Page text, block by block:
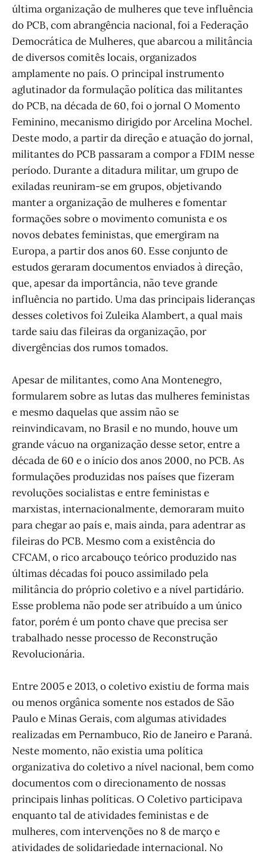
última organização de mulheres que teve influência
do PCB, com abrangência nacional, foi a Federação
Democrática de Mulheres, que abarcou a militância
de diversos comitês locais, organizados
amplamente no país. O principal instrumento
aglutinador da formulação política das militantes
do PCB, na década de 60, foi o jornal O Momento
Feminino, mecanismo dirigido por Arcelina Mochel.
Deste modo, a partir da direção e atuação do jornal,
militantes do PCB passaram a compor a FDIM nesse
período. Durante a ditadura militar, um grupo de
exiladas reuniram-se em grupos, objetivando
manter a organização de mulheres e fomentar
formações sobre o movimento comunista e os
novos debates feministas, que emergiram na
Europa, a partir dos anos 60. Esse conjunto de
estudos geraram documentos enviados à direção,
que, apesar da importância, não teve grande
influência no partido. Uma das principais lideranças
desses coletivos foi Zuleika Alambert, a qual mais
tarde saiu das fileiras da organização, por
divergências dos rumos tomados.
Apesar de militantes, como Ana Montenegro,
formularem sobre as lutas das mulheres feministas
e mesmo daquelas que assim não se
reinvindicavam, no Brasil e no mundo, houve um
grande vácuo na organização desse setor, entre a
década de 60 e o início dos anos 2000, no PCB. As
formulações produzidas nos países que fizeram
revoluções socialistas e entre feministas e
marxistas, internacionalmente, demoraram muito
para chegar ao país e, mais ainda, para adentrar as
fileiras do PCB. Mesmo com a existência do
CFCAM, o rico arcabouço teórico produzido nas
últimas décadas foi pouco assimilado pela
militância do próprio coletivo e a nível partidário.
Esse problema não pode ser atribuído a um único
fator, porém é um ponto chave que precisa ser
trabalhado nesse processo de Reconstrução
Revolucionária.
Entre 2005 e 2013, o coletivo existiu de forma mais
ou menos orgânica somente nos estados de São
Paulo e Minas Gerais, com algumas atividades
realizadas em Pernambuco, Rio de Janeiro e Paraná.
Neste momento, não existia uma política
organizativa do coletivo a nível nacional, bem como
documentos com o direcionamento de nossas
principais linhas políticas. O Coletivo participava
enquanto tal de atividades feministas e de
mulheres, com intervenções no 8 de março e
atividades de solidariedade internacional. No